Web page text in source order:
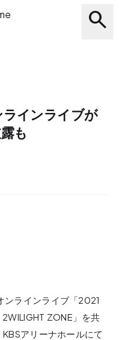
search
ラインライブが
も
ンラインライブ「2021
2WILIGHT ZONE」を共
アリーナホールにて